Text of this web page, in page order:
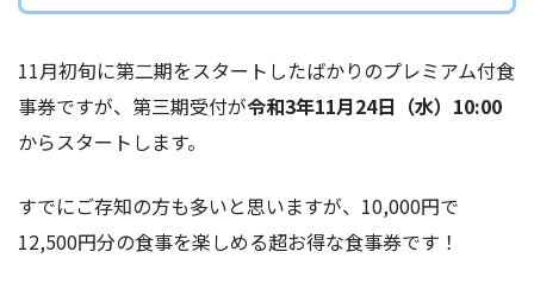
11月初旬に第二期をスタートしたばかりのプレミアム付食
事券ですが、第三期受付が令和3年11月24日（水）10:00
からスタートします。
すでにご存知の方も多いと思いますが、10,000円で
12,500円分の食事を楽しめる超お得な食事券です！